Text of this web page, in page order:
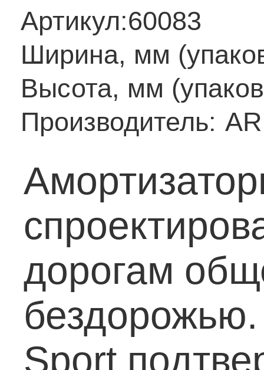
Артикул:60083
Ширина, мм
Высота, мм
Производитель:
дорогам
бездорожью.
Sport